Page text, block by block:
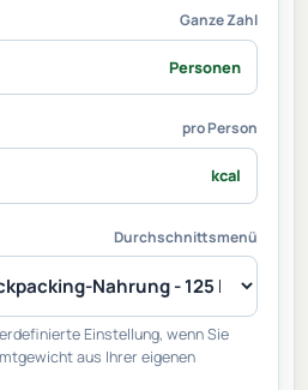
Ganze Zahl
Personen
pro Person
kcal
Durchschnittsmenü
Einstellung, wenn Sie
aus Ihrer eigenen